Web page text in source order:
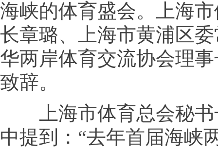
海峡的体育盛会。上海
长章璐、上海市黄浦区
华两岸体育交流协会理
致辞。
上海市体育总会秘书
中提到：“去年首届海峡